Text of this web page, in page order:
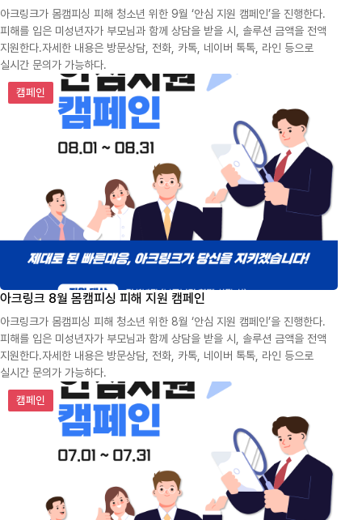
아크링크가 몸캠피싱 피해 청소년 위한 9월 ‘안심 지원 캠페인’을 진행한다.
피해를 입은 미성년자가 부모님과 함께 상담을 받을 시, 솔루션 금액을 전액
지원한다.자세한 내용은 방문상담, 전화, 카톡, 네이버 톡톡, 라인 등으로
실시간 문의가 가능하다.
아크링크 8월 몸캠피싱 피해 지원 캠페인
캠페인
아크링크 8월 몸캠피싱 피해 지원 캠페인
아크링크가 몸캠피싱 피해 청소년 위한 8월 ‘안심 지원 캠페인’을 진행한다.
피해를 입은 미성년자가 부모님과 함께 상담을 받을 시, 솔루션 금액을 전액
지원한다.자세한 내용은 방문상담, 전화, 카톡, 네이버 톡톡, 라인 등으로
실시간 문의가 가능하다.
아크링크 7월 몸캠피싱 피해 지원 캠페인
캠페인